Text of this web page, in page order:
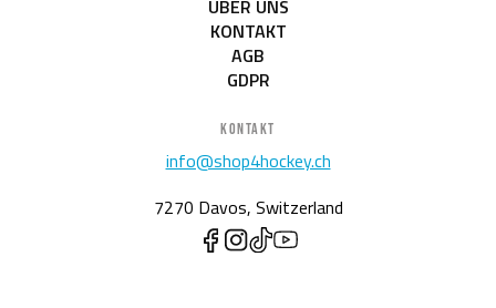
ÜBER UNS
KONTAKT
AGB
GDPR
KONTAKT
info@shop4hockey.ch
7270 Davos, Switzerland